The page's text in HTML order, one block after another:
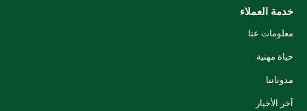
خدمة العملاء
معلومات عنا
حياة مهنية
مدوناتنا
آخر الأخبار